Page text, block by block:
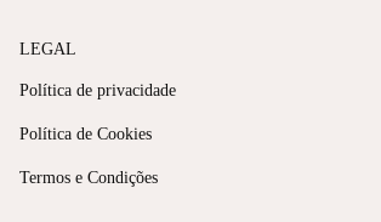
LEGAL
Política de privacidade
Política de Cookies
Termos e Condições